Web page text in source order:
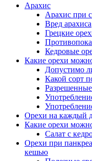
Арахис
Арахис при
Вред арахиса
Грецкие
Кедровые
Какие орехи
Допустимо
Какой сорт
Разрешенные
Орехи на каждый
Какие орехи
Салат с
Орехи при
кешью